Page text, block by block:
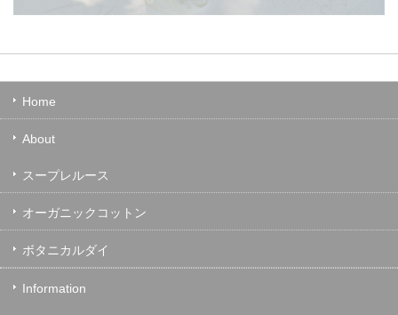
Home
About
スープレルース
オーガニックコットン
ボタニカルダイ
Information